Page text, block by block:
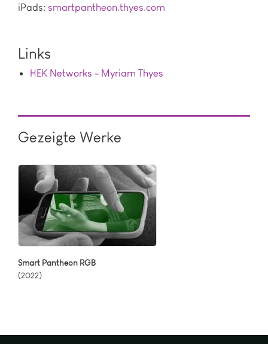
iPads: smartpantheon.thyes.com
Links
HEK Networks - Myriam Thyes
Gezeigte Werke
Smart Pantheon RGB
(2022)